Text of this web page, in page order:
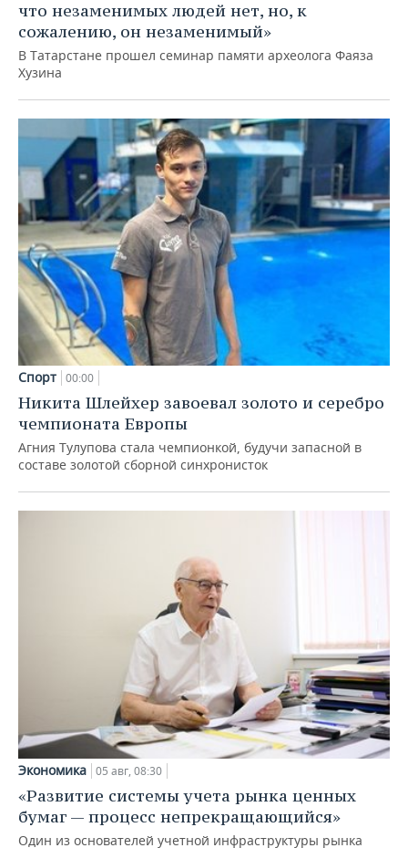
что незаменимых людей нет, но, к
сожалению, он незаменимый»
В Татарстане прошел семинар памяти археолога Фаяза
Хузина
Спорт 00:00
Никита Шлейхер завоевал золото и серебро
чемпионата Европы
Агния Тулупова стала чемпионкой, будучи запасной в
составе золотой сборной синхронисток
Экономика 05 авг, 08:30
«Развитие системы учета рынка ценных
бумаг — процесс непрекращающийся»
Один из основателей учетной инфраструктуры рынка